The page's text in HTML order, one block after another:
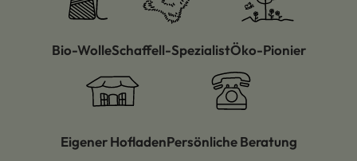
Bio-WolleSchaffell-SpezialistÖko-Pionier
Eigener HofladenPersönliche Beratung